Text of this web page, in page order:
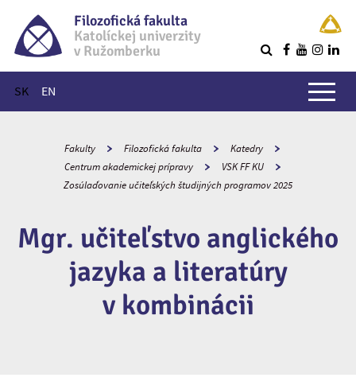
Filozofická fakulta
Katolíckej univerzity
v Ružomberku
SK EN
Hlavné menu
Fakulty Filozofická fakulta
Katedry
Centrum akademickej prípravy
VSK FF KU
Zosúlaďovanie učiteľských študijných programov 2025
Mgr. učiteľstvo anglického
jazyka a literatúry
v kombinácii